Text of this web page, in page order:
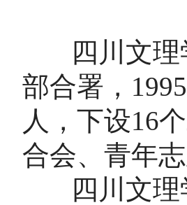
四川文理学
部合署，
人，下设16
合会、青年
四川文理